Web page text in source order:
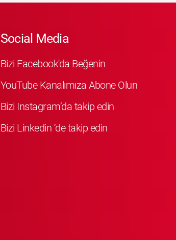
Social Media
Bizi Facebook'da Beğenin
YouTube Kanalımıza Abone Olun
Bizi Instagram’da takip edin
Bizi Linkedin ‘de takip edin